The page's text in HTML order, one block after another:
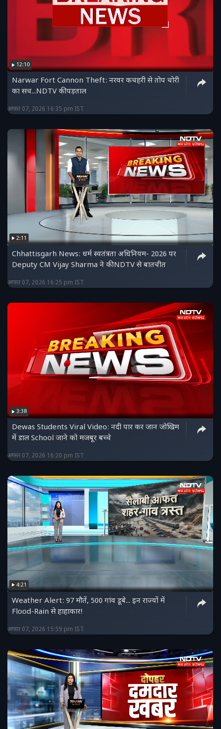
12:10
Narwar Fort Cannon Theft: नरवर कचहरी से तोप चोरी
का सच...NDTV की पड़ताल
अगस्त 07, 2026 16:35 pm IST
2:11
Chhattisgarh News: धर्म स्वतंत्रता अधिनियम- 2026 पर
Deputy CM Vijay Sharma ने की NDTV से बातचीत
अगस्त 07, 2026 16:25 pm IST
3:38
Dewas Students Viral Video: नदी पार कर जान जोखिम
में डाल School जाने को मजबूर बच्चे
अगस्त 07, 2026 16:20 pm IST
4:21
Weather Alert: 97 मौतें, 500 गांव डूबे... इन राज्यों में
Flood-Rain से हाहाकार!
अगस्त 07, 2026 15:59 pm IST